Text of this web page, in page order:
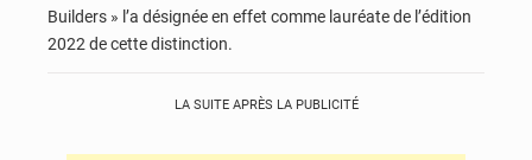
Builders » l’a désignée en effet comme lauréate de l’édition
2022 de cette distinction.
LA SUITE APRÈS LA PUBLICITÉ